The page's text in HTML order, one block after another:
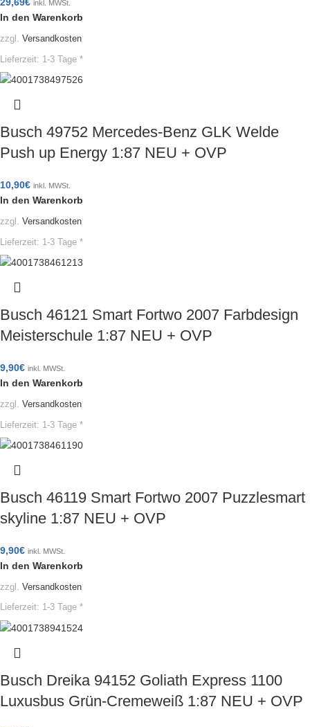
inkl. MWSt.
In den Warenkorb
zzgl. Versandkosten
Lieferzeit: 1-3 Tage *
Busch 49752 Mercedes-Benz GLK Welde
Push up Energy 1:87 NEU + OVP
10,90€ inkl. MWSt.
In den Warenkorb
zzgl. Versandkosten
Lieferzeit: 1-3 Tage *
Busch 46121 Smart Fortwo 2007 Farbdesign
Meisterschule 1:87 NEU + OVP
9,90€ inkl. MWSt.
In den Warenkorb
zzgl. Versandkosten
Lieferzeit: 1-3 Tage *
Busch 46119 Smart Fortwo 2007 Puzzlesmart
skyline 1:87 NEU + OVP
9,90€ inkl. MWSt.
In den Warenkorb
zzgl. Versandkosten
Lieferzeit: 1-3 Tage *
Busch Dreika 94152 Goliath Express 1100
Luxusbus Grün-Cremeweiß 1:87 NEU + OVP